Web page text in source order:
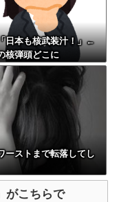
日本も核武装汁！」←
核弾頭どこに
ーストまで転落してし
がこちらで